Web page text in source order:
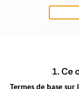
1. Ce